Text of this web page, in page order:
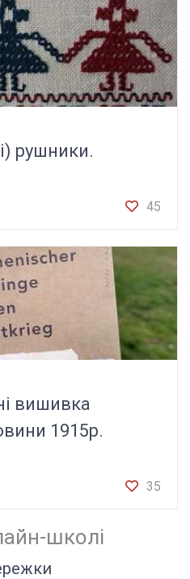
рушники.
45
вишивка
1915р.
35
школі